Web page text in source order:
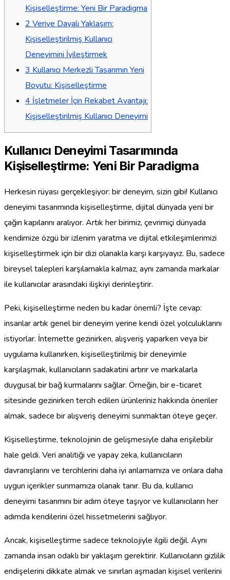
Kişiselleştirme: Yeni Bir Paradigma
2 Veriye Dayalı Yaklaşım:
Kişiselleştirilmiş Kullanıcı
Deneyimini İyileştirmek
3 Kullanıcı Merkezli Tasarımın Yeni
Boyutu: Kişiselleştirme
4 İşletmeler İçin Rekabet Avantajı:
Kişiselleştirilmiş Kullanıcı Deneyimi
Kullanıcı Deneyimi Tasarımında
Kişiselleştirme: Yeni Bir Paradigma
Herkesin rüyası gerçekleşiyor: bir deneyim, sizin gibi! Kullanıcı
deneyimi tasarımında kişiselleştirme, dijital dünyada yeni bir
çağın kapılarını aralıyor. Artık her birimiz, çevrimiçi dünyada
kendimize özgü bir izlenim yaratma ve dijital etkileşimlerimizi
kişiselleştirmek için bir dizi olanakla karşı karşıyayız. Bu, sadece
bireysel talepleri karşılamakla kalmaz, aynı zamanda markalar
ile kullanıcılar arasındaki ilişkiyi derinleştirir.
Peki, kişiselleştirme neden bu kadar önemli? İşte cevap:
insanlar artık genel bir deneyim yerine kendi özel yolculuklarını
istiyorlar. İnternette gezinirken, alışveriş yaparken veya bir
uygulama kullanırken, kişiselleştirilmiş bir deneyimle
karşılaşmak, kullanıcıların sadakatini artırır ve markalarla
duygusal bir bağ kurmalarını sağlar. Örneğin, bir e-ticaret
sitesinde gezinirken tercih edilen ürünleriniz hakkında öneriler
almak, sadece bir alışveriş deneyimi sunmaktan öteye geçer.
Kişiselleştirme, teknolojinin de gelişmesiyle daha erişilebilir
hale geldi. Veri analitiği ve yapay zeka, kullanıcıların
davranışlarını ve tercihlerini daha iyi anlamamıza ve onlara daha
uygun içerikler sunmamıza olanak tanır. Bu da, kullanıcı
deneyimi tasarımını bir adım öteye taşıyor ve kullanıcıların her
adımda kendilerini özel hissetmelerini sağlıyor.
Ancak, kişiselleştirme sadece teknolojiyle ilgili değil. Aynı
zamanda insan odaklı bir yaklaşım gerektirir. Kullanıcıların gizlilik
endişelerini dikkate almak ve sınırları aşmadan kişisel verilerini